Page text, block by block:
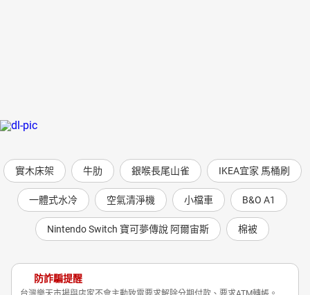
實木床架 牛肋 銀喉長尾山雀 IKEA宜家 馬桶刷
一體式水冷 空氣清淨機 小檔車 B&O A1
Nintendo Switch 寶可夢傳說 阿爾宙斯 棉被
防詐騙提醒